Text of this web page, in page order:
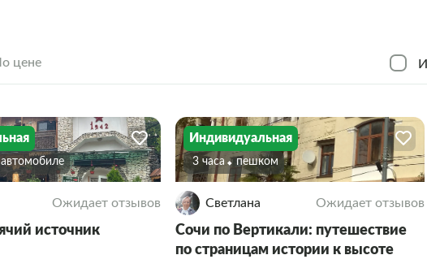
цене
автомобиле
Ожидает отзывов
источник
Индивидуальная
3 часа Пешком
Светлана Ожидает отзывов
Сочи по Вертикали: путешествие
по страницам истории к высоте